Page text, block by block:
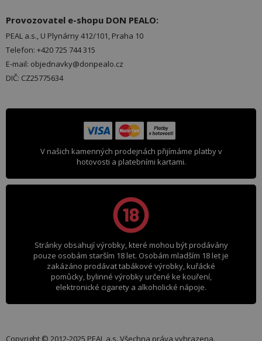
Provozovatel e-shopu DON PEALO:
PEAL a.s., U Plynárny 412/101, Praha 10
Telefon: +420 725 744 315
E-mail: objednavky@donpealo.cz
DIČ: CZ25775634
V našich kamenných prodejnách přijímáme platby v
hotovosti a platebními kartami.
Stránky obsahují výrobky, které mohou být prodávány
pouze osobám starším 18 let. Osobám mladším 18 let je
zakázáno prodávat tabákové výrobky, kuřácké
pomůcky, bylinné výrobky určené ke kouření,
elektronické cigarety a alkoholické nápoje.
Copyright © 2012-2025 PEAL a.s. Všechna práva vyhrazena.